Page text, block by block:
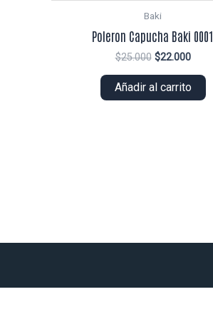
Baki
Poleron Capucha Baki 0001
$25.000 El
original
era:
$22.000El
actual
es:
Añadir al carrito